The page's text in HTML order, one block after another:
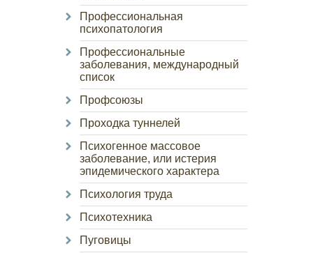
Профессиональная
психопатология
Профессиональные
заболевания, международный
список
Профсоюзы
Проходка туннелей
Психогенное массовое
заболевание, или истерия
эпидемического характера
Психология труда
Психотехника
Пуговицы